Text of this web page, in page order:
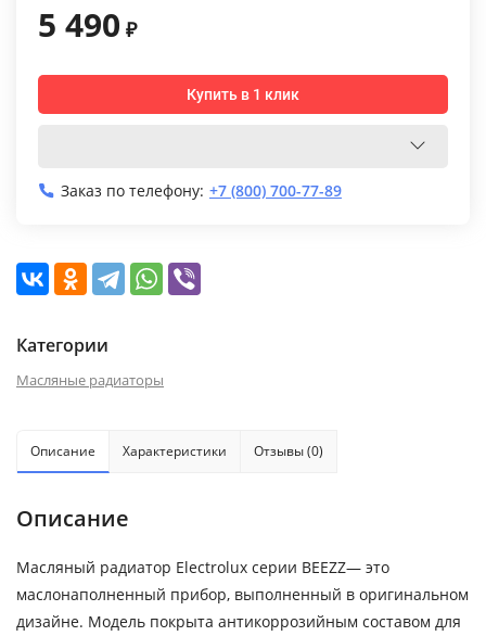
5 490 ₽
Купить в 1 клик
Заказ по телефону: +7 (800) 700-77-89
Категории
Масляные радиаторы
Описание Характеристики Отзывы (0)
Описание
Масляный радиатор Electrolux серии BEEZZ— это
маслонаполненный прибор, выполненный в оригинальном
дизайне. Модель покрыта антикоррозийным составом для